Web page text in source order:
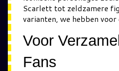
Scarlett tot zeldzamere
varianten, we hebben
Voor
Fans